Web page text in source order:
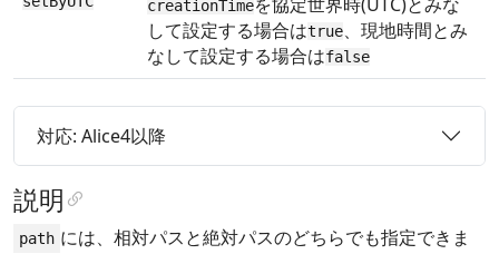
creationTime
して設定する場合はtrue、現地時間とみ
なして設定する場合はfalse
対応: Alice4以降
説明
path には、相対パスと絶対パスのどちらでも指定できま